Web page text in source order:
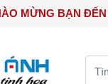
CHÀO MỪNG